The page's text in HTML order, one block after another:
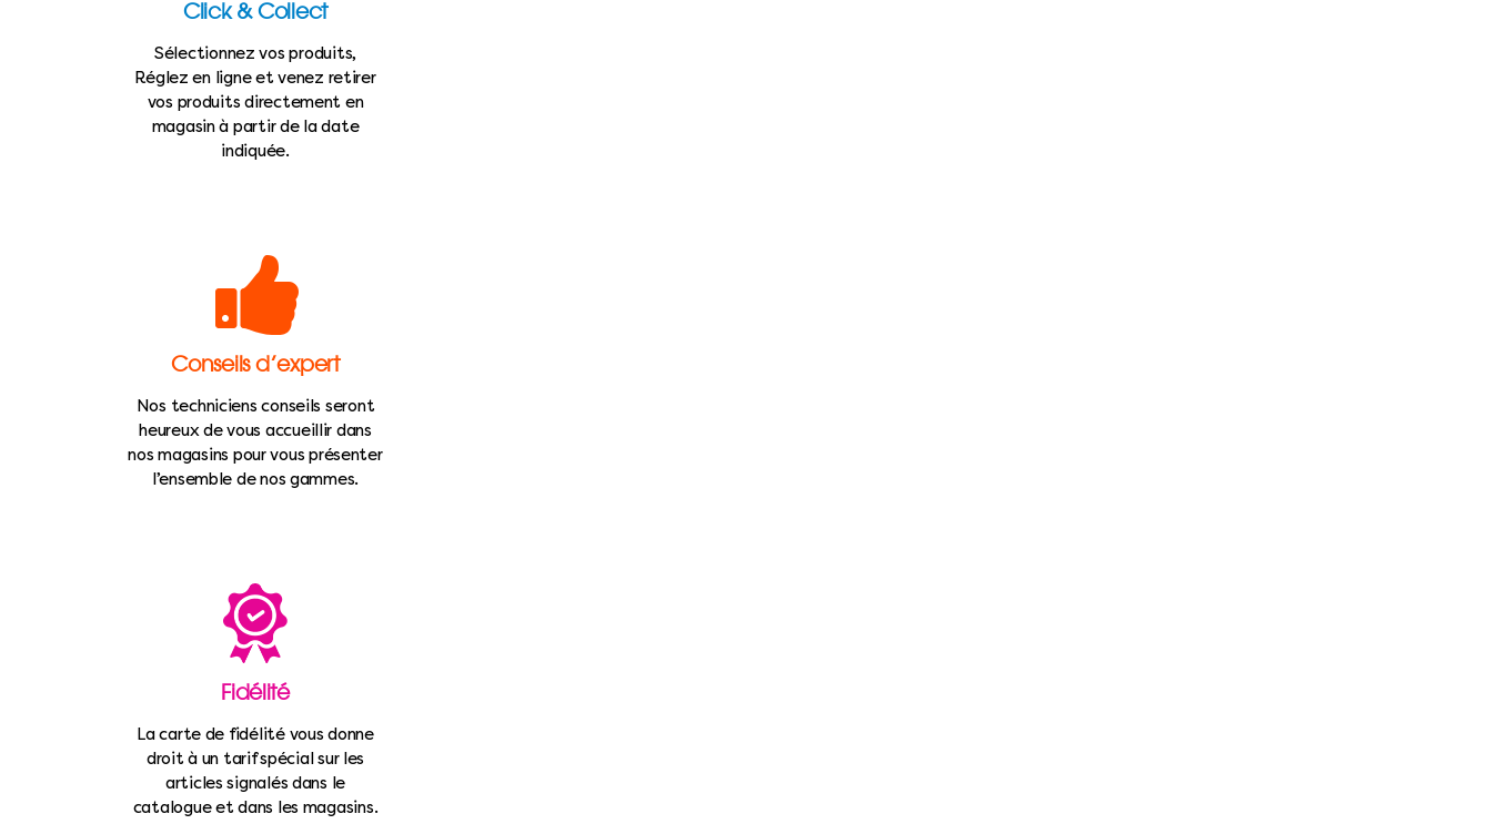
Click & Collect
Sélectionnez vos produits,
Réglez en ligne et venez retirer
vos produits directement en
magasin à partir de la date
indiquée.
Conseils d’expert
Nos techniciens conseils seront
heureux de vous accueillir dans
nos magasins pour vous présenter
l’ensemble de nos gammes.
Fidélité
La carte de fidélité vous donne
droit à un tarif spécial sur les
articles signalés dans le
catalogue et dans les magasins.